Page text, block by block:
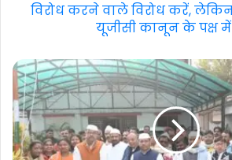
विरोध करने वाले विरोध करें,
यूजीसी कानून के पक्ष में